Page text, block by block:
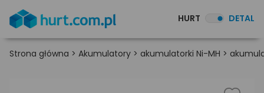
HURT DETAL
Strona główna > Akumulatory > akumulatorki Ni-MH >